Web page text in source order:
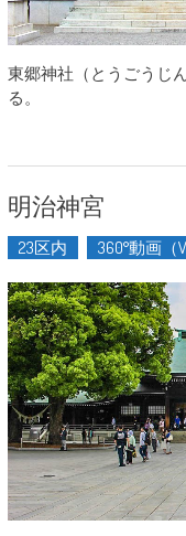
東郷神社（とうごうじ
る。
明治神宮
23区内 360°動画（